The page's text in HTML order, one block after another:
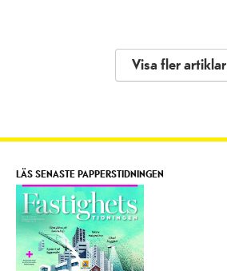
Visa fler artiklar
LÄS SENASTE PAPPERSTIDNINGEN